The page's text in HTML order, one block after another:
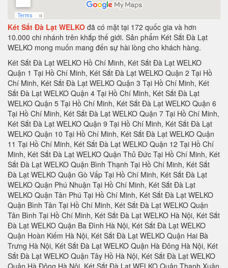
Két Sắt Đà Lạt WELKO đã có mặt tại 172 quốc gia và hơn
10.000 chi nhánh trên khắp thế giới. Sản phẩm Két Sắt Đà Lạt
WELKO mong muốn mang đến sự hài lòng cho khách hàng.
Két Sắt Đà Lạt WELKO Hồ Chí Minh, Két Sắt Đà Lạt WELKO Quận 1 Tại Hồ Chí Minh, Két Sắt Đà Lạt WELKO Quận 2 Tại Hồ Chí Minh, Két Sắt Đà Lạt WELKO Quận 3 Tại Hồ Chí Minh, Két Sắt Đà Lạt WELKO Quận 4 Tại Hồ Chí Minh, Két Sắt Đà Lạt WELKO Quận 5 Tại Hồ Chí Minh, Két Sắt Đà Lạt WELKO Quận 6 Tại Hồ Chí Minh, Két Sắt Đà Lạt WELKO Quận 7 Tại Hồ Chí Minh, Két Sắt Đà Lạt WELKO Quận 9 Tại Hồ Chí Minh, Két Sắt Đà Lạt WELKO Quận 10 Tại Hồ Chí Minh, Két Sắt Đà Lạt WELKO Quận 11 Tại Hồ Chí Minh, Két Sắt Đà Lạt WELKO Quận 12 Tại Hồ Chí Minh, Két Sắt Đà Lạt WELKO Quận Thủ Đức Tại Hồ Chí Minh, Két Sắt Đà Lạt WELKO Quận Bình Thạnh Tại Hồ Chí Minh, Két Sắt Đà Lạt WELKO Quận Gò Vấp Tại Hồ Chí Minh, Két Sắt Đà Lạt WELKO Quận Phú Nhuận Tại Hồ Chí Minh, Két Sắt Đà Lạt WELKO Quận Tân Phú Tại Hồ Chí Minh, Két Sắt Đà Lạt WELKO Quận Bình Tân Tại Hồ Chí Minh, Két Sắt Đà Lạt WELKO Quận Tân Bình Tại Hồ Chí Minh, Két Sắt Đà Lạt WELKO Hà Nội, Két Sắt Đà Lạt WELKO Quận Ba Đình Hà Nội, Két Sắt Đà Lạt WELKO Quận Hoàn Kiếm Hà Nội, Két Sắt Đà Lạt WELKO Quận Hai Bà Trưng Hà Nội, Két Sắt Đà Lạt WELKO Quận Hà Đông Hà Nội, Két Sắt Đà Lạt WELKO Quận Tây Hồ Hà Nội, Két Sắt Đà Lạt WELKO Quận Hà Đông Hà Nội, Két Sắt Đà Lạt WELKO Quận Thanh Xuân Hà Nội, Két Sắt Đà Lạt WELKO Quận Hoàng Mai Hà Nội, Két Sắt Đà Lạt WELKO Quận Hà Đông Hà Nội, Két Sắt Đà Lạt WELKO Huyện Thanh Trì Hà Nội, Két Sắt Đà Lạt WELKO Huyện Gia Lâm Hà Nội, Két Sắt Đà Lạt WELKO Huyện Đông Anh Hà Nội, Két Sắt Đà Lạt WELKO Huyện Sóc Sơn Hà Nội, Két Sắt Đà Lạt WELKO Quận Hà Đông Hà Nội, Két Sắt Đà Lạt WELKO Thị xã Sơn Tây Hà Nội, Két Sắt Đà Lạt WELKO Huyện Ba Vì Hà Nội, Két Sắt Đà Lạt WELKO Huyện Phúc Thọ Hà Nội, Két Sắt Đà Lạt WELKO Huyện Thạch Thất Hà Nội, Két Sắt Đà Lạt WELKO Huyện Quốc Oai Hà Nội, Két Sắt Đà Lạt WELKO Huyện Chương Mỹ Hà Nội, Két Sắt Đà Lạt WELKO Huyện Đan Phượng Hà Nội, Két Sắt Đà Lạt WELKO Huyện Hoài Đức Hà Nội, Két Sắt Đà Lạt WELKO Huyện Thanh Oai Hà Nội, Két Sắt Đà Lạt WELKO Huyện Mỹ Đức Hà Nội, Két Sắt Đà Lạt WELKO Huyện Ứng Hoà Hà Nội, Két Sắt Đà Lạt WELKO Huyện Thường Tín Hà Nội, Két Sắt Đà Lạt WELKO Huyện Phú Xuyên Hà Nội, Két Sắt Đà Lạt WELKO Huyện Mê Linh Hà Nội, Két Sắt Đà Lạt WELKO Quận Nam Từ Liên Hà Nội, Két Sắt Đà Lạt WELKO An Giang, Két Sắt Đà Lạt WELKO Thành phố Long Xuyên Tỉnh An Giang, Két Sắt Đà Lạt WELKO Thành phố Châu Đốc Tỉnh An Giang, Két Sắt Đà Lạt WELKO Huyện An Phú Tỉnh An Giang, Két Sắt Đà Lạt WELKO Thị xã Tân Châu, Két Sắt Đà Lạt WELKO Huyện Phú Tân, Két Sắt Đà Lạt WELKO Huyện Châu Phú, Két Sắt Đà Lạt WELKO Huyện Tịnh Biên, Két Sắt Đà Lạt WELKO Huyện Tri Tôn, Két Sắt Đà Lạt WELKO Huyện Châu Thành Tỉnh An Giang, Két Sắt Đà Lạt WELKO Huyện Chợ Mới Tỉnh An Giang, Két Sắt Đà Lạt WELKO Huyện Thoại Sơn Tỉnh An Giang, Két Sắt Đà Lạt WELKO Vũng Tàu, Két Sắt Đà Lạt WELKO Thành phố Vũng Tàu Tại Bà Rịa - Vũng Tàu, Két Sắt Đà Lạt WELKO Thành phố Bà Rịa Tại Bà Rịa - Vũng Tàu, Két Sắt Đà Lạt WELKO Huyện Châu Đức Tại Bà Rịa - Vũng Tàu, Két Sắt Đà Lạt WELKO Huyện Xuyên Mộc Tại Bà Rịa - Vũng Tàu, Két Sắt Đà Lạt WELKO Huyện Long Điền Tại Bà Rịa - Vũng Tàu, Két Sắt Đà Lạt WELKO Huyện Đất Đỏ Tại Bà Rịa - Vũng Tàu, Két Sắt Đà Lạt WELKO Huyện Tân Thành Tại Bà Rịa - Vũng Tàu, Tỉnh Bà Rịa - Vũng Tàu Tại Bà Rịa - Vũng Tàu, Két Sắt Đà Lạt WELKO Bạc Liêu, Két Sắt Đà Lạt WELKO Thành phố Bạc Liêu Tại Bạc Liêu, Két Sắt Đà Lạt WELKO Huyện Hồng Dân Tại Bạc Liêu, Két Sắt Đà Lạt WELKO Huyện Phước Long Tại Bạc Liêu, Két Sắt Đà Lạt WELKO Huyện Vĩnh Lợi Tại Bạc Liêu, Két Sắt Đà Lạt WELKO Thị xã Giá Rai Tại Bạc Liêu, Két Sắt Đà Lạt WELKO Huyện Đông Hải Tại Bạc Liêu, Két Sắt Đà Lạt WELKO Huyện Hoà Bình Tại Bạc Liêu, Két Sắt Đà Lạt WELKO Bắc Kạn, Két Sắt Đà Lạt WELKO Thành Phố Bắc Kạn, Két Sắt Đà Lạt WELKO Huyện Pác Nặm Tại Bắc Kạn, Két Sắt Đà Lạt WELKO Huyện Ba Bể Tại Bắc Kạn, Két Sắt Đà Lạt WELKO Huyện Ngân Sơn Tại Bắc Kạn, Két Sắt Đà Lạt WELKO Huyện Bạch Thông Tại Bắc Kạn, Két Sắt Đà Lạt WELKO Huyện Chợ Đồn Tại Bắc Kạn, Két Sắt Đà Lạt WELKO Huyện Chợ Mới Tại Bắc Kạn, Huyện Na Rì Tại Bắc Kạn, Két Sắt Đà Lạt WELKO Bắc Giang, Két Sắt Đà Lạt WELKO Thành phố Bắc Giang, Két Sắt Đà Lạt WELKO Huyện Yên Thế Tại Bắc Giang, Két Sắt Đà Lạt WELKO Huyện Tân Yên Tại Bắc Giang, Két Sắt Đà Lạt WELKO Huyện Lạng Giang Tại Bắc Giang, Két Sắt Đà Lạt WELKO Huyện Lục Nam Tại Bắc Giang, Két Sắt Đà Lạt WELKO Huyện Lục Ngạn Tại Bắc Giang, Két Sắt Đà Lạt WELKO Huyện Sơn Động Tại Bắc Giang, Két Sắt Đà Lạt WELKO Huyện Yên Dũng Tại Bắc Giang, Két Sắt Đà Lạt WELKO Huyện Việt Yên Tại Bắc Giang, Két Sắt Đà Lạt WELKO Huyện Hiệp Hòa Tại Bắc Giang, Két Sắt Đà Lạt WELKO Bắc Ninh, Két Sắt Đà Lạt WELKO Thành phố Bắc Ninh, Két Sắt Đà Lạt WELKO Huyện Yên Phong Tại Bắc Ninh, Két Sắt Đà Lạt WELKO Huyện Quế Võ Tại Bắc Ninh, Két Sắt Đà Lạt WELKO Huyện Tiên Du Tại Bắc Ninh, Két Sắt Đà Lạt WELKO Thị xã Từ Sơn Tại Bắc Ninh, Huyện Thuận Thành Tại Bắc Ninh, Két Sắt Đà Lạt WELKO Huyện Gia Bình Tại Bắc Ninh, Két Sắt Đà Lạt WELKO Huyện Lương Tài Tại Bắc Ninh, Két Sắt Đà Lạt WELKO Bến Tre, Két Sắt Đà Lạt WELKO Thành phố Bến Tre, Két Sắt Đà Lạt WELKO Huyện Châu Thành Tỉnh Bến Tre, Huyện Chợ Lách Tỉnh Bến Tre, Két Sắt Đà Lạt WELKO Huyện Mỏ Cày Nam Tỉnh Bến Tre, Két Sắt Đà Lạt WELKO Huyện Giồng Trôm Tỉnh Bến Tre, Két Sắt Đà Lạt WELKO Huyện Bình Đại Tỉnh Bến Tre, Két Sắt Đà Lạt WELKO Huyện Ba Tri Tỉnh Bến Tre, Két Sắt Đà Lạt WELKO Huyện Thạnh Phú Tỉnh Bến Tre, Két Sắt Đà Lạt WELKO Huyện Mỏ Cày Bắc Tỉnh Bến Tre, Két Sắt Đà Lạt WELKO Bình Dương, Két Sắt Đà Lạt WELKO Tại Thành phố Thủ Dầu Một Tỉnh Bình Dương, Két Sắt Đà Lạt WELKO Tại Huyện Bàu Bàng Tỉnh Bình Dương, Két Sắt Đà Lạt WELKO Tại Huyện Dầu Tiếng Tỉnh Bình Dương, Két Sắt Đà Lạt WELKO Tại Thị xã Bến Cát Tỉnh Bình Dương, Két Sắt Đà Lạt WELKO Tại Huyện Phú Giáo Tỉnh Bình Dương, Két Sắt Đà Lạt WELKO Tại Thị xã Tân Uyên Tỉnh Bình Dương, Két Sắt Đà Lạt WELKO Tại Thị xã Dĩ An Tỉnh Bình Dương, Két Sắt Đà Lạt WELKO Tại Thị xã Thuận An Tỉnh Bình Dương, Két Sắt Đà Lạt WELKO Tại Huyện Bắc Tân Uyên Tỉnh Bình Dương, Két Sắt Đà Lạt WELKO Bình Định, Két Sắt Đà Lạt WELKO Tại Thành phố Qui Nhơn Tỉnh Bình Định, Két Sắt Đà Lạt WELKO Tại Huyện An Lão Tỉnh Bình Định, Két Sắt Đà Lạt WELKO Tại Huyện Hoài Nhơn Tỉnh Bình Định, Két Sắt Đà Lạt WELKO Tại Huyện Hoài Ân Tỉnh Bình Định, Két Sắt Đà Lạt WELKO Tại Huyện Phù Mỹ Tỉnh Bình Định, Két Sắt Đà Lạt WELKO Tại Huyện Vĩnh Thạnh Tỉnh Bình Định, Két Sắt Đà Lạt WELKO Tại Huyện Tây Sơn Tỉnh Bình Định, Két Sắt Đà Lạt WELKO Tại Huyện Phù Cát Tỉnh Bình Định, Két Sắt Đà Lạt WELKO Tại Thị xã An Nhơn Tỉnh Bình Định, Két Sắt Đà Lạt WELKO Tại Huyện Tuy Phước Tỉnh Bình Định, Két Sắt Đà Lạt WELKO Tại Huyện Vân Canh Tỉnh Bình Định, Két Sắt Đà Lạt WELKO Bình Phước, Két Sắt Đà Lạt WELKO Tại Thị xã Phước Long Tỉnh Bình Phước, Két Sắt Đà Lạt WELKO Tại Thị xã Đồng Xoài Tỉnh Bình Phước, Két Sắt Đà Lạt WELKO Tại Thị xã Bình Long Tỉnh Bình Phước, Két Sắt Đà Lạt WELKO Tại Huyện Bù Gia Mập Tỉnh Bình Phước, Két Sắt Đà Lạt WELKO Tại Huyện Lộc Ninh Tỉnh Bình Phước, Két Sắt Đà Lạt WELKO Tại Huyện Bù Đốp Tỉnh Bình Phước, Két Sắt Đà Lạt WELKO Tại Huyện Hớn Quản Tỉnh Bình Phước , Két Sắt Đà Lạt WELKO Tại Huyện Đồng Phú Tỉnh Bình Phước, Két Sắt Đà Lạt WELKO Tại Huyện Bù Đăng Tỉnh Bình Phước, Két Sắt Đà Lạt WELKO Tại Huyện Chơn Thành Tỉnh Bình Phước, ủ Hồ Sơ Chống Cháy Tại Huyện Phú Riềng Tỉnh Bình Phước, Két Sắt Đà Lạt WELKO Bình Thuận, Két Sắt Đà Lạt WELKO Tại Thành phố Phan Thiết Tỉnh Bình Thuận, Két Sắt Đà Lạt WELKO Tại Thị xã La Gi Tỉnh Bình Thuận, Két Sắt Đà Lạt WELKO Tại Huyện Tuy Phong Tỉnh Bình Thuận, Két Sắt Đà Lạt WELKO Tại Huyện Bắc Bình Tỉnh Bình Thuận, Két Sắt Đà Lạt WELKO Tại Huyện Hàm Thuận Bắc Tỉnh Bình Thuận, Két Sắt Đà Lạt WELKO Tại Huyện Hàm Thuận Nam Tỉnh Bình Thuận, Két Sắt Đà Lạt WELKO Tại Huyện Tánh Linh Tỉnh Bình Thuận, Két Sắt Đà Lạt WELKO Tại Huyện Đức Linh Tỉnh Bình Thuận, Két Sắt Đà Lạt WELKO Tại Huyện Hàm TânTỉnh Bình Thuận , Két Sắt Đà Lạt WELKO Tại Huyện Phú Quí Tỉnh Bình Thuận, Két Sắt Đà Lạt WELKO Cà Mau, Két Sắt Đà Lạt WELKO Tại Thành phố Cà Mau Tỉnh Càu Mau, Két Sắt Đà Lạt WELKO Tại Huyện U Minh Tỉnh Càu Mau, Két Sắt Đà Lạt WELKO Tại Huyện Thới Bình Tỉnh Càu Mau, Két Sắt Đà Lạt WELKO Tại Huyện Trần Văn Thời Tỉnh Càu Mau, Két Sắt Đà Lạt WELKO Tại Huyện Cái Nước Tỉnh Càu Mau, Két Sắt Đà Lạt WELKO Tại Huyện Đầm Dơi Tỉnh Càu Mau, Két Sắt Đà Lạt WELKO Tại Huyện Năm Căn Tỉnh Càu Mau, Két Sắt Đà Lạt WELKO Tại Huyện Phú Tân Tỉnh Càu Mau, Két Sắt Đà Lạt WELKO Tại Huyện Ngọc Hiển Tỉnh Càu Mau, Két Sắt Đà Lạt WELKO Cao Bằng, Két Sắt Đà Lạt WELKO Tại Thành phố Cao Bằng Tỉnh Cao Bằng, Két Sắt Đà Lạt WELKO Tại Huyện Bảo Lâm Tỉnh Cao Bằng, Két Sắt Đà Lạt WELKO Tại Huyện Bảo Lạc Tỉnh Cao Bằng, Két Sắt Đà Lạt WELKO Tại Huyện Thông Nông Tỉnh Cao Bằng, Két Sắt Đà Lạt WELKO Tại Huyện Hà Quảng Tỉnh Cao Bằng, Két Sắt Đà Lạt WELKO Tại Huyện Trà Lĩnh Tỉnh Cao Bằng, Két Sắt Đà Lạt WELKO Tại Huyện Trùng Khánh Tỉnh Cao Bằng, Két Sắt Đà Lạt WELKO Tại Huyện Hạ Lang Tỉnh Cao Bằng, Két Sắt Đà Lạt WELKO Tại Huyện Quảng Uyên Tỉnh Cao Bằng, Két Sắt Đà Lạt WELKO Tại Huyện Phục Hoà Tỉnh Cao Bằng, Két Sắt Đà Lạt WELKO Tại Huyện Hoà An Tỉnh Cao Bằng, Két Sắt Đà Lạt WELKO Tại Huyện Nguyên Bình Tỉnh Cao Bằng, Két Sắt Đà Lạt WELKO Tại Huyện Thạch An Tỉnh Cao Bằng, Két Sắt Đà Lạt WELKO Cần Thơ, Két Sắt Đà Lạt WELKO Tại Thành phố Cần Thơ Tỉnh Cần Thơ, Két Sắt Đà Lạt WELKO Tại Quận Ninh Kiều Tỉnh Cần Thơ, Két Sắt Đà Lạt WELKO Tại Quận Ô Môn Tỉnh Cần Thơ, Két Sắt Đà Lạt WELKO Tại Quận Bình Thuỷ Tỉnh Cần Thơ, Két Sắt Đà Lạt WELKO Tại Quận Cái Răng Tỉnh Cần Thơ, Két Sắt Đà Lạt WELKO Tại Quận Thốt Nốt Tỉnh Cần Thơ, Két Sắt Đà Lạt WELKO Tại Huyện Vĩnh Thạnh Tỉnh Cần Thơ, Két Sắt Đà Lạt WELKO Tại Huyện Cờ Đỏ Tỉnh Cần Thơ, Két Sắt Đà Lạt WELKO Tại Huyện Phong Điền Tỉnh Cần Thơ, Két Sắt Đà Lạt WELKO Tại Huyện Thới Lai Tỉnh Cần Thơ, Két Sắt Đà Lạt WELKO Đà Nẵng, Két Sắt Đà Lạt WELKO Tại Thành phố Đà Nẵng Tỉnh Đà Nẵng, Két Sắt Đà Lạt WELKO Tại Quận Liên Chiểu Tỉnh Đà Nẵng, Két Sắt Đà Lạt WELKO Tại Quận Thanh Khê Tỉnh Đà Nẵng, Két Sắt Đà Lạt WELKO Tại Quận Hải Châu Tỉnh Đà Nẵng, Két Sắt Đà Lạt WELKO Tại Qu